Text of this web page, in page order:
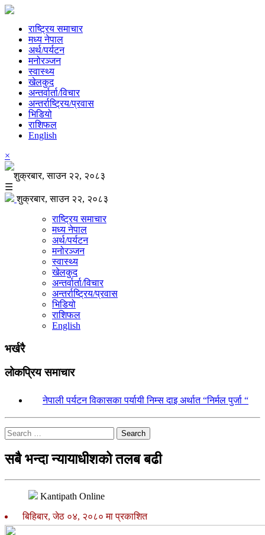
राष्ट्रिय समाचार
मध्य नेपाल
अर्थ/पर्यटन
मनोरञ्जन
स्वास्थ्य
खेलकुद
अन्तर्वार्ता/विचार
अन्तर्राष्ट्रिय/प्रवास
भिडियो
राशिफल
English
×
शुक्रबार, साउन २२, २०८३
☰
शुक्रबार, साउन २२, २०८३
राष्ट्रिय समाचार
मध्य नेपाल
अर्थ/पर्यटन
मनोरञ्जन
स्वास्थ्य
खेलकुद
अन्तर्वार्ता/विचार
अन्तर्राष्ट्रिय/प्रवास
भिडियो
राशिफल
English
भर्खरै
लोकप्रिय समाचार
नेपाली पर्यटन विकासका पर्यायी निम्स दाइ अर्थात “निर्मल पुर्जा “
Search
सबै भन्दा न्यायाधीशको तलब बढी
Kantipath Online
बिहिबार, जेठ ०४, २०८० मा प्रकाशित